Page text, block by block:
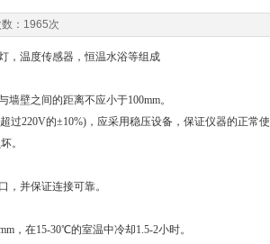
：1965次
，温度传感器，恒温水浴等组成
壁之间的距离不应小于100mm。
220V的±10%)，应采用稳压设备，保证仪器的正常使
。
并保证连接可靠。
在15-30℃的室温中冷却1.5-2小时。